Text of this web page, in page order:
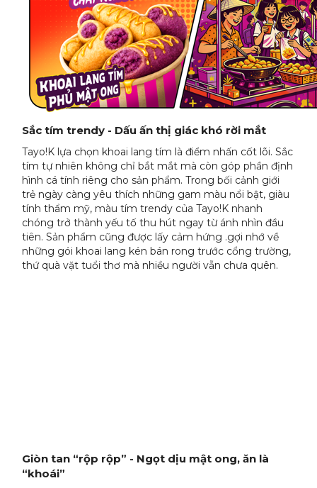
Sắc tím trendy - Dấu ấn thị giác khó rời mắt
Tayo!K lựa chọn khoai lang tím là điểm nhấn cốt lõi. Sắc
tím tự nhiên không chỉ bắt mắt mà còn góp phần định
hình cá tính riêng cho sản phẩm. Trong bối cảnh giới
trẻ ngày càng yêu thích những gam màu nổi bật, giàu
tính thẩm mỹ, màu tím trendy của Tayo!K nhanh
chóng trở thành yếu tố thu hút ngay từ ánh nhìn đầu
tiên. Sản phẩm cũng được lấy cảm hứng .gợi nhớ về
những gói khoai lang kén bán rong trước cổng trường,
thứ quà vặt tuổi thơ mà nhiều người vẫn chưa quên.
Giòn tan “rộp rộp” - Ngọt dịu mật ong, ăn là
“khoái”